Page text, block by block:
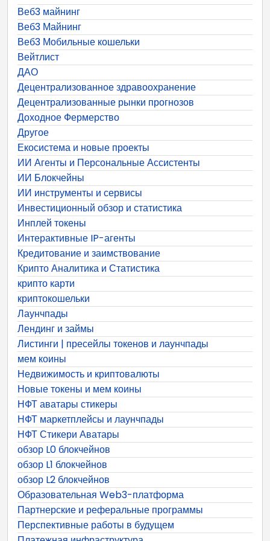
Веб3 майнинг
Веб3 Майнинг
Веб3 Мобильные кошельки
Вейтлист
ДАО
Децентрализованное здравоохранение
Децентрализованные рынки прогнозов
Доходное Фермерство
Другое
Екосистема и новые проекты
ИИ Агенты и Персональные Ассистенты
ИИ Блокчейны
ИИ инструменты и сервисы
Инвестиционный обзор и статистика
Инплей токены
Интерактивные IP-агенты
Кредитование и заимствование
Крипто Аналитика и Статистика
крипто карти
криптокошельки
Лаунчпады
Лендинг и займы
Листинги | пресейлы токенов и лаунчпады
мем коины
Недвижимость и криптовалюты
Новые токены и мем коины
НФТ аватары стикеры
НФТ маркетплейсы и лаунчпады
НФТ Стикери Аватары
обзор L0 блокчейнов
обзор L1 блокчейнов
обзор L2 блокчейнов
Образовательная Web3-платформа
Партнерские и реферальные программы
Перспективные работы в будущем